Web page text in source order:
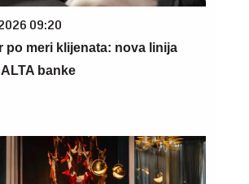
09:20
po meri klijenata: nova linija
banke